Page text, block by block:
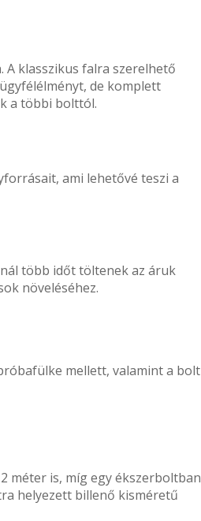
klasszikus falra szerelhető
de komplett
a többi bolttól.
ami lehetővé teszi a
több időt töltenek az áruk
növeléséhez.
mellett, valamint a bolt
méter is, míg egy ékszerboltban
helyezett billenő kisméretű